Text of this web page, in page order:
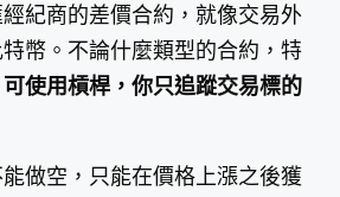
紀商的差價合約，就像交易外
幣。不論什麼類型的合約，特
使用槓桿，你只追蹤交易標的
做空，只能在價格上漲之後獲